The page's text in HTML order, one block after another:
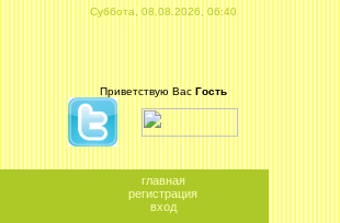
Суббота, 08.08.2026, 06:40
Приветствую Вас Гость
главная
регистрация
вход